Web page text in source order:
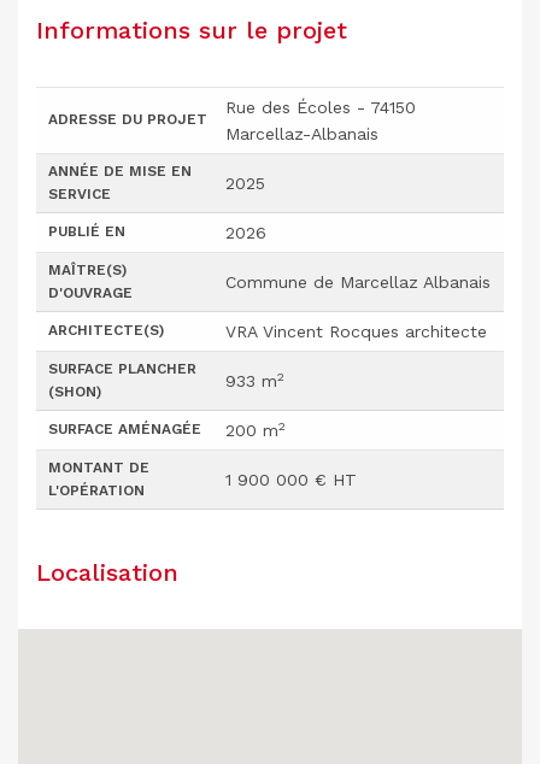
Informations sur le projet
ADRESSE DU PROJET
Rue des Écoles - 74150
Marcellaz-Albanais
ANNÉE DE MISE EN
SERVICE
2025
PUBLIÉ EN 2026
MAÎTRE(S)
D'OUVRAGE
Commune de Marcellaz Albanais
ARCHITECTE(S) VRA Vincent Rocques architecte
SURFACE PLANCHER
(SHON)
933 m2
SURFACE AMÉNAGÉE 200 m2
MONTANT DE
L'OPÉRATION
1 900 000 € HT
Localisation